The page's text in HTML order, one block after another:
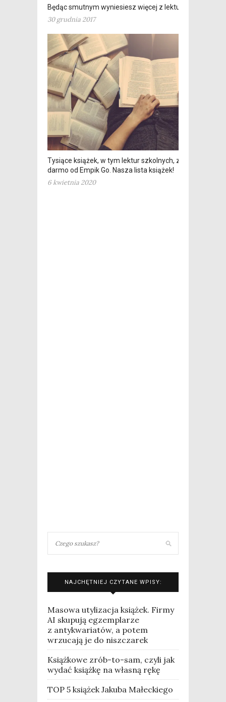
Będąc smutnym wyniesiesz więcej z lektury
30 grudnia 2017
Tysiące książek, w tym lektur szkolnych, za
darmo od Empik Go. Nasza lista książek!
6 kwietnia 2020
NAJCHĘTNIEJ CZYTANE WPISY:
Masowa utylizacja książek. Firmy
AI skupują egzemplarze
z antykwariatów, a potem
wrzucają je do niszczarek
Książkowe zrób-to-sam, czyli jak
wydać książkę na własną rękę
TOP 5 książek Jakuba Małeckiego